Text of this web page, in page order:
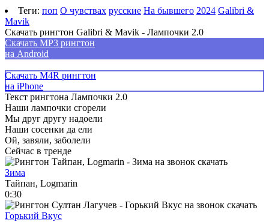
Теги: поп О чувствах русские На бывшего 2024 Galibri &
Mavik
Скачать рингтон Galibri & Mavik - Лампочки 2.0
Скачать MP3 рингтон
на Android
Скачать M4R рингтон
на iPhone
Текст рингтона Лампочки 2.0
Наши лампочки сгорели
Мы друг другу надоели
Наши сосенки да ели
Ой, завяли, заболели
Сейчас в тренде
Зима
Тайпан, Logmarin
0:30
Горький Вкус